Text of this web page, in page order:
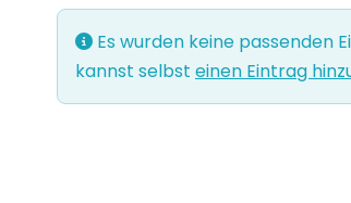
Es wurden keine passenden
kannst selbst einen Eintrag